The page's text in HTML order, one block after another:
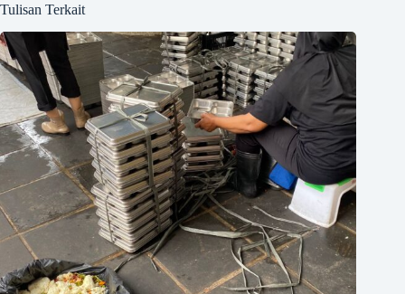
Tulisan Terkait